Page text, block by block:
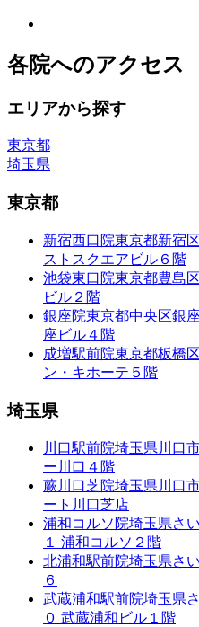
各院へのアクセス
エリアから探す
東京都
埼玉県
東京都
新宿西口院東京都新宿
ストスクエアビル６階
池袋東口院東京都豊島
ビル２階
銀座院東京都中央区銀
座ビル４階
成増駅前院東京都板橋
ン・キホーテ５階
埼玉県
川口駅前院埼玉県川口
ー川口４階
蕨川口芝院埼玉県川口
ート川口芝店
浦和コルソ院埼玉県さ
１ 浦和コルソ２階
北浦和駅前院埼玉県さ
６
武蔵浦和駅前院埼玉県
０ 武蔵浦和ビル１階